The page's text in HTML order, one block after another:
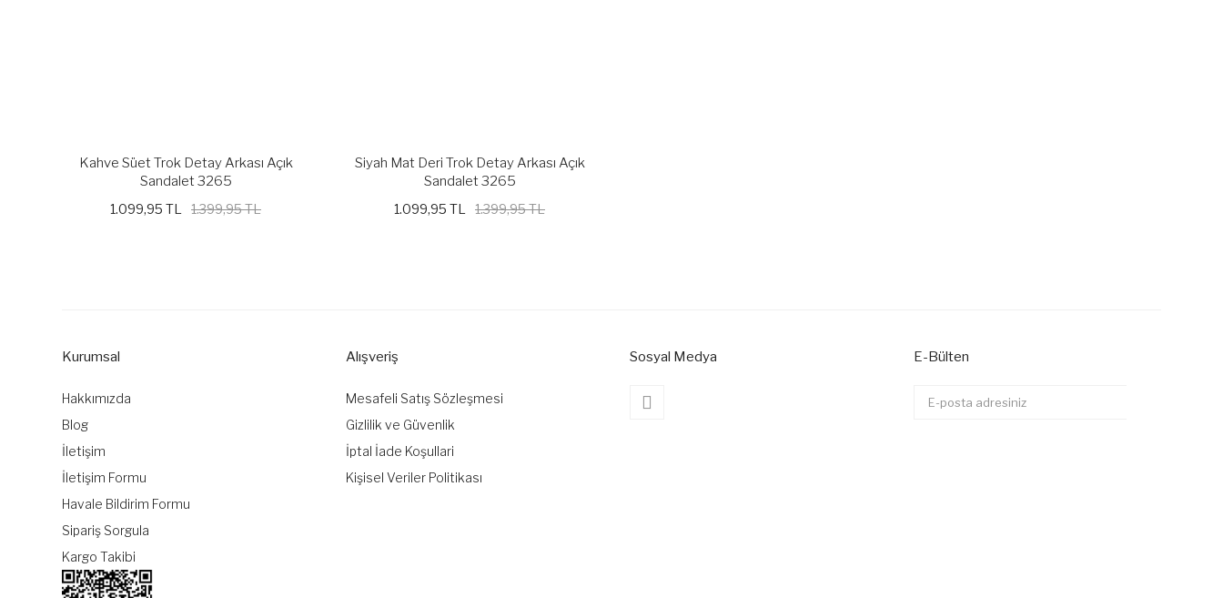
Kahve Süet Trok Detay Arkası Açık
Sandalet 3265
1.099,95 TL 1.399,95 TL
Siyah Mat Deri Trok Detay Arkası Açık
Sandalet 3265
1.099,95 TL 1.399,95 TL
Kurumsal
Hakkımızda
Blog
İletişim
İletişim Formu
Havale Bildirim Formu
Sipariş Sorgula
Kargo Takibi
Alışveriş
Mesafeli Satış Sözleşmesi
Gizlilik ve Güvenlik
İptal İade Koşullari
Kişisel Veriler Politikası
Sosyal Medya E-Bülten